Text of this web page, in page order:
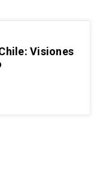
Visiones